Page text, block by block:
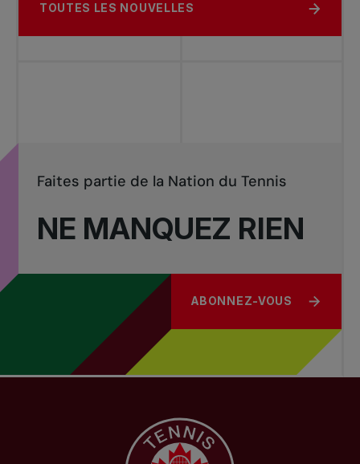
TOUTES LES NOUVELLES
NE MANQUEZ RIEN
Faites partie de la Nation du Tennis
ABONNEZ-VOUS